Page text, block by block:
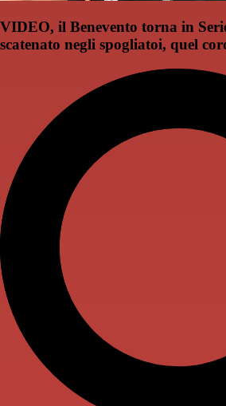
VIDEO, il Benevento torna in
scatenato negli spogliatoi, quel